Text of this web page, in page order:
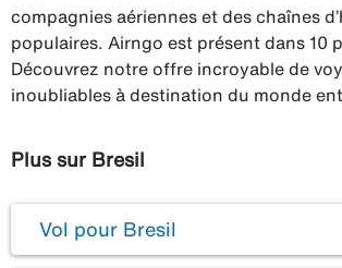
compagnies aériennes et des chaînes
populaires. Airngo est présent dans 10
Découvrez notre offre incroyable de
inoubliables à destination du monde
Plus sur Bresil
Vol pour Bresil